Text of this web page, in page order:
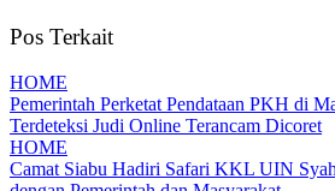
Pos Terkait
HOME
Pemerintah Perketat Pendataan PKH di
Terdeteksi Judi Online Terancam Dicoret
HOME
Camat Siabu Hadiri Safari KKL UIN